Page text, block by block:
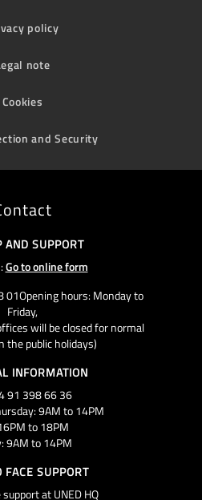
policy
note
Cookies
and Security
AND SUPPORT
Go to online form
01Opening hours: Monday to
Friday,
will be closed for normal
the public holidays)
INFORMATION
91 398 66 36
9AM to 14PM
to 18PM
9AM to 14PM
FACE SUPPORT
support at UNED HQ